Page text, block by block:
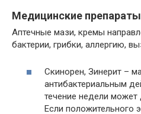
Медицинские препараты
Аптечные мази, кремы
бактерии, грибки, аллергию,
Скинорен, Зинерит –
антибактериальным
течение недели может
Если положительного